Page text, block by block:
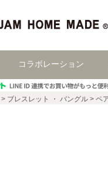
コラボレーション
ブレスレット ・ バングル ペア